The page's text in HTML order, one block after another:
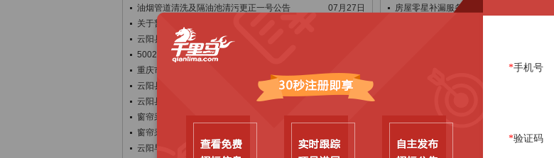
油烟管道清洗及隔油池清污更正一号公告
07月27日
关于暂停G4223武汉至重庆高速公路重庆巫
云阳县人民医院护士工作毛衣和护士鞋竞采更正
500235202606160010201
重庆市云阳江口中学校科创楼、学生宿舍项目配
云阳县2026年第一批脱贫人口享受跨区域交
07月22日
云阳县中小学劳动教育基地安装专业分包补遗
07月20日
窗帘采购项目更正公告（二）
07月20日
窗帘采购项目更正公告
云阳早面营地项目多媒体设备采购及安装延期招
07月17日
房屋零星补漏服务结果公告
屏风办公桌椅采购框架协议采购合同
空调、复印纸框架协议采购合同
开州至云阳高速（江口-云阳-龙缸段）PPP
购置5台空调，1台打印机框架协议采购合同
*手机号
*验证码